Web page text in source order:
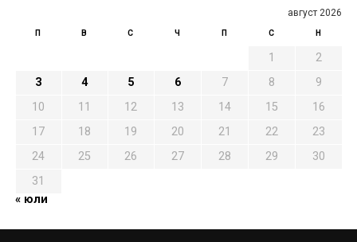
август 2026
П В С Ч П С Н
1
2
3
4 5 6 7 8
9
10
11 12 13 14 15
16
17
18 19 20 21 22
23
24
25 26 27 28 29
30
31
« юли